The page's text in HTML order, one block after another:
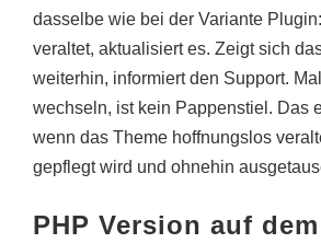
dasselbe wie bei der Variante
veraltet, aktualisiert es. Zeigt sich
weiterhin, informiert den Support.
wechseln, ist kein Pappenstiel. Das
wenn das Theme hoffnungslos
gepflegt wird und ohnehin
PHP Version auf dem